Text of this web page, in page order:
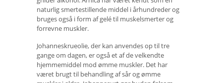
naturlig smertestillende middel i århundreder og
bruges også i form af gelé til muskelsmerter og
forrevne muskler.
Johanneskrueolie, der kan anvendes op til tre
gange om dagen, er også et af de velkendte
hjemmemiddel mod ømme muskler. Det har
været brugt til behandling af sår og ømme